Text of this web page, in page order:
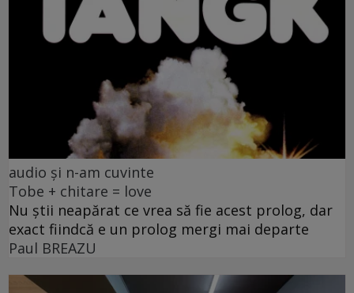
audio și n-am cuvinte
Tobe + chitare = love
Nu știi neapărat ce vrea să fie acest prolog, dar
exact fiindcă e un prolog mergi mai departe
Paul BREAZU